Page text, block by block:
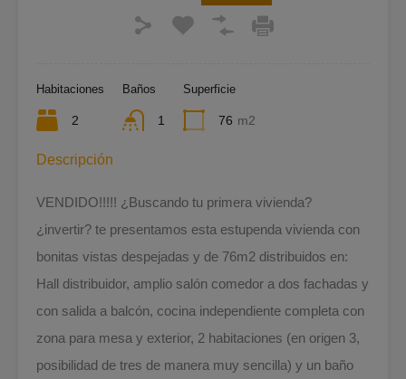
Habitaciones
2
Baños
1
Superficie
76 m2
Descripción
VENDIDO!!!!! ¿Buscando tu primera vivienda?
¿invertir? te presentamos esta estupenda vivienda con
bonitas vistas despejadas y de 76m2 distribuidos en:
Hall distribuidor, amplio salón comedor a dos fachadas y
con salida a balcón, cocina independiente completa con
zona para mesa y exterior, 2 habitaciones (en origen 3,
posibilidad de tres de manera muy sencilla) y un baño